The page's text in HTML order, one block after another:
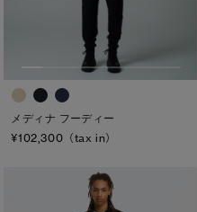
メディナ フーディー
¥102,300（tax in）